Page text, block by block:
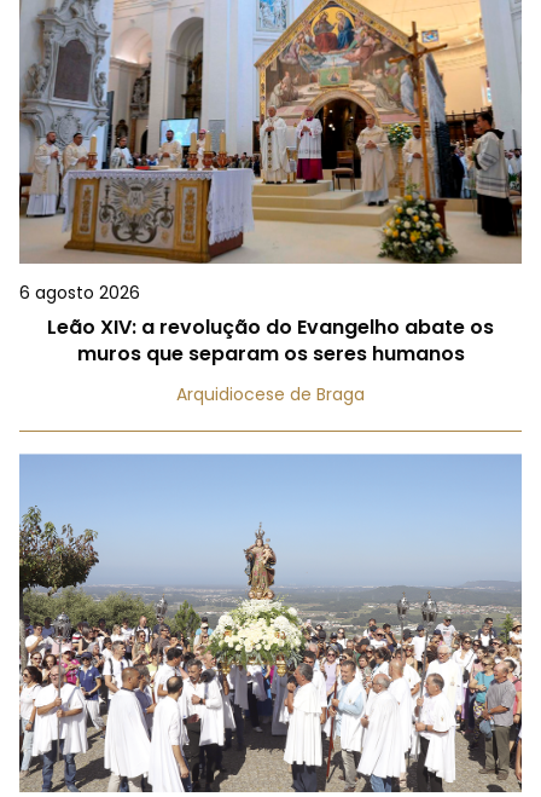
6 agosto 2026
Leão XIV: a revolução do Evangelho abate os
muros que separam os seres humanos
Arquidiocese de Braga